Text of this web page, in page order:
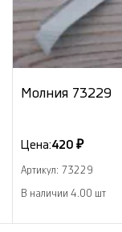
Молния 73229
Цена:420 ₽
Артикул: 73229
В наличии 4.00 шт